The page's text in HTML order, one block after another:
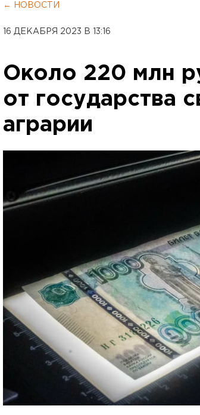
← НОВОСТИ
16 ДЕКАБРЯ 2023 В 13:16
Около 220 млн
от государства
аграрии